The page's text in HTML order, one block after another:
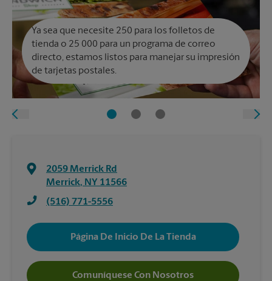
Ya sea que necesite 250 para los folletos de
tienda o 25 000 para un programa de correo
directo, estamos listos para manejar su impresión
de tarjetas postales.
2059 Merrick Rd
Merrick, NY 11566
(516) 771-5556
Página De Inicio De La Tienda
Comuníquese Con Nosotros